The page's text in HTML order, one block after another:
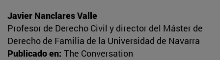
Javier Nanclares Valle
Profesor de Derecho Civil y director del Máster de
Derecho de Familia de la Universidad de Navarra
Publicado en: The Conversation